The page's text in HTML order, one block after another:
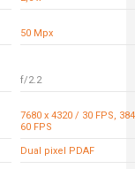
50 Mpx
f/2.2
7680 x 4320 / 30 FPS,
60 FPS
Dual pixel PDAF